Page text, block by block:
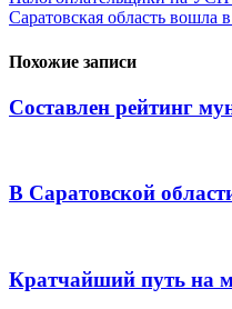
Саратовская область
Похожие записи
Составлен рейтинг
В Саратовской
Кратчайший путь на